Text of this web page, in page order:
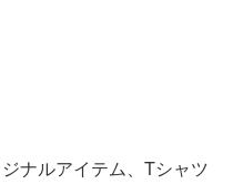
ナルアイテム、Tシャツ